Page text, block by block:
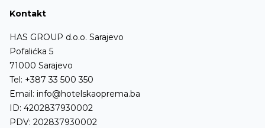
Kontakt
HAS GROUP d.o.o. Sarajevo
Pofalićka 5
71000 Sarajevo
Tel: +387 33 500 350
Email: info@hotelskaoprema.ba
ID: 4202837930002
PDV: 202837930002